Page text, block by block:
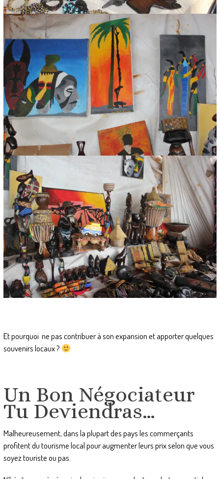
Et pourquoi ne pas contribuer à son expansion et apporter quelques
souvenirs locaux ?
Un Bon Négociateur
Tu Deviendras…
Malheureusement, dans la plupart des pays les commerçants
profitent du tourisme local pour augmenter leurs prix selon que vous
soyez touriste ou pas.